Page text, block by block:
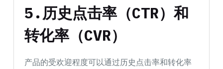
5.历史点击率（CTR）和
转化率（CVR）
产品的受欢迎程度可以通过历史点击率和转化率